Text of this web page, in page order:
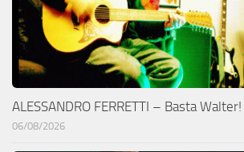
ALESSANDRO FERRETTI – Basta Walter!
06/08/2026